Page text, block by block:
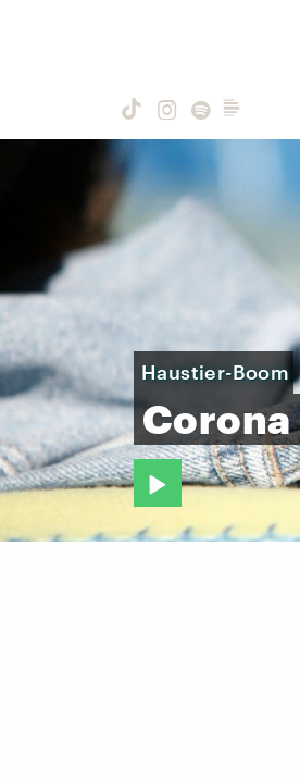
Haustier-Boom
Corona